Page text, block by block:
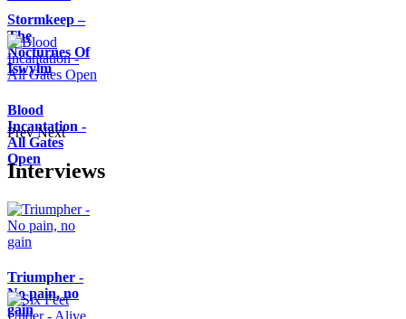
Stormkeep –
The
Nocturnes Of
Iswylm
Blood
Incantation -
All Gates
Open
Prev Next
Interviews
Triumpher -
No pain, no
gain